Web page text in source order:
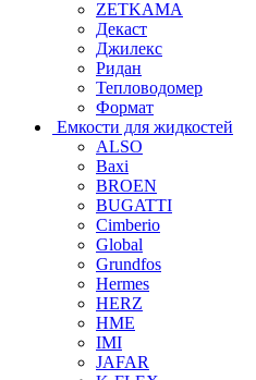
ZETKAMA
Декаст
Джилекс
Ридан
Тепловодомер
Формат
Емкости для жидкостей
ALSO
Baxi
BROEN
BUGATTI
Cimberio
Global
Grundfos
Hermes
HERZ
HME
IMI
JAFAR